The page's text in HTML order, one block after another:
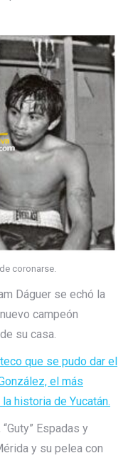
coronarse.
Dáguer se echó la
campeón
su casa.
que se pudo dar el
el más
historia de Yucatán.
Espadas y
y su pelea con